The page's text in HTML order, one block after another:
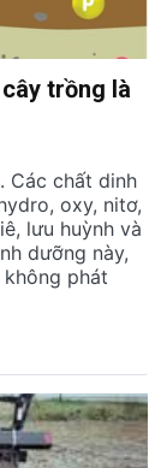
trồng là
Các chất dinh
oxy, nitơ,
lưu huỳnh và
dưỡng này,
phát